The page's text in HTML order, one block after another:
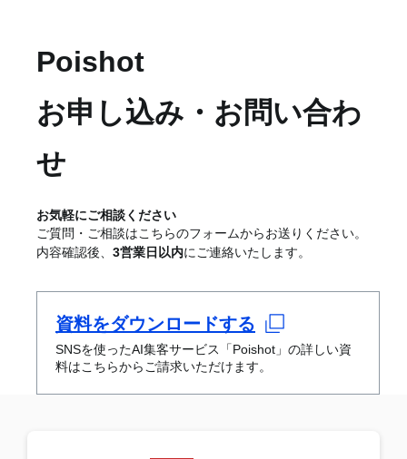
Poishot
お申し込み・お問い合わ
せ
お気軽にご相談ください
ご質問・ご相談はこちらのフォームからお送りください。
内容確認後、 3営業日以内にご連絡いたします。
資料をダウンロードする
SNSを使ったAI集客サービス ​「Poishot」 の詳しい資
料はこちらからご請求いただけます。